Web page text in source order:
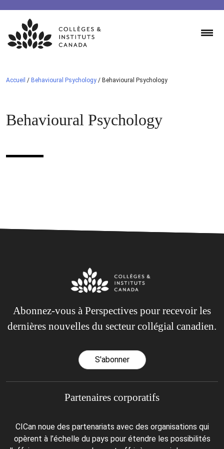
Skip
content
Accueil / Behavioural Psychology / Behavioural Psychology
Behavioural Psychology
Abonnez-vous à Perspectives pour recevoir les
dernières nouvelles du secteur collégial canadien.
S'abonner
Partenaires corporatifs
CICan noue des partenariats avec des organisations qui
opèrent à l’échelle du pays pour étendre les possibilités